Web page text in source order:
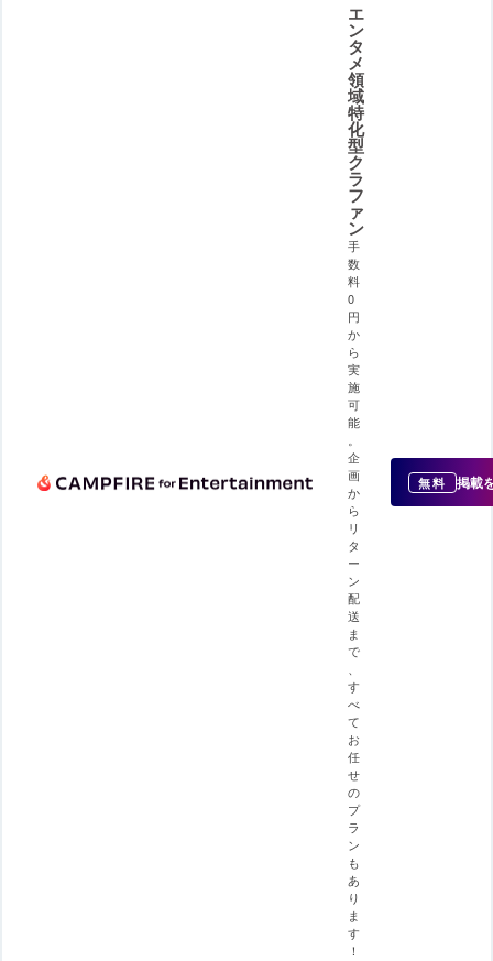
エ
ン
タ
メ
領
域
特
化
型
ク
ラ
フ
ァ
ン
手
数
料
0
円
か
ら
実
施
可
能
。
企
画
か
ら
リ
タ
ー
ン
配
送
ま
で
、
す
べ
て
お
任
せ
の
プ
ラ
ン
も
あ
り
ま
す
！
無料 掲載